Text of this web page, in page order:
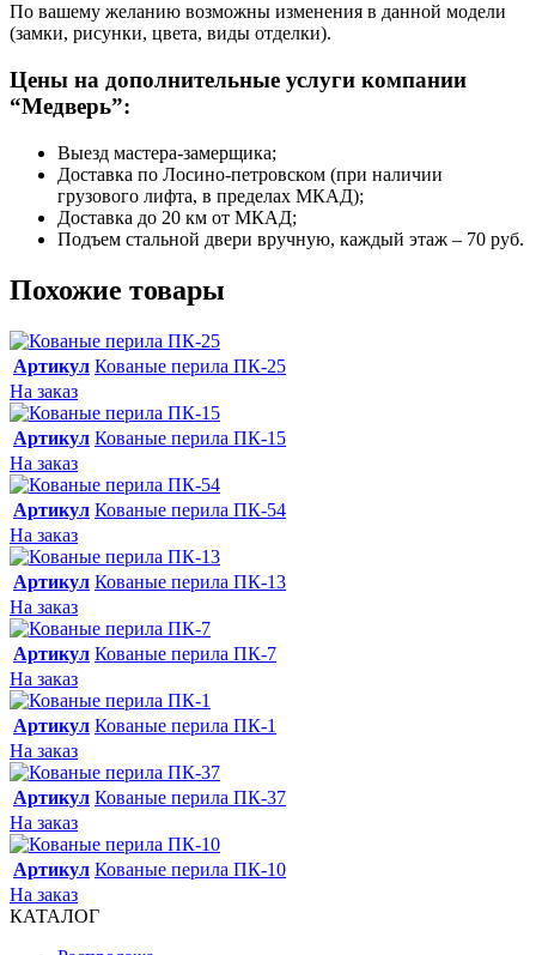
По вашему желанию возможны изменения в данной модели
(замки, рисунки, цвета, виды отделки).
Цены на дополнительные услуги компании
“Медверь”:
Выезд мастера-замерщика;
Доставка по Лосино-петровском (при наличии
грузового лифта, в пределах МКАД);
Доставка до 20 км от МКАД;
Подъем стальной двери вручную, каждый этаж – 70 руб.
Похожие товары
Артикул Кованые перила ПК-25
На заказ
Артикул Кованые перила ПК-15
На заказ
Артикул Кованые перила ПК-54
На заказ
Артикул Кованые перила ПК-13
На заказ
Артикул Кованые перила ПК-7
На заказ
Артикул Кованые перила ПК-1
На заказ
Артикул Кованые перила ПК-37
На заказ
Артикул Кованые перила ПК-10
На заказ
КАТАЛОГ